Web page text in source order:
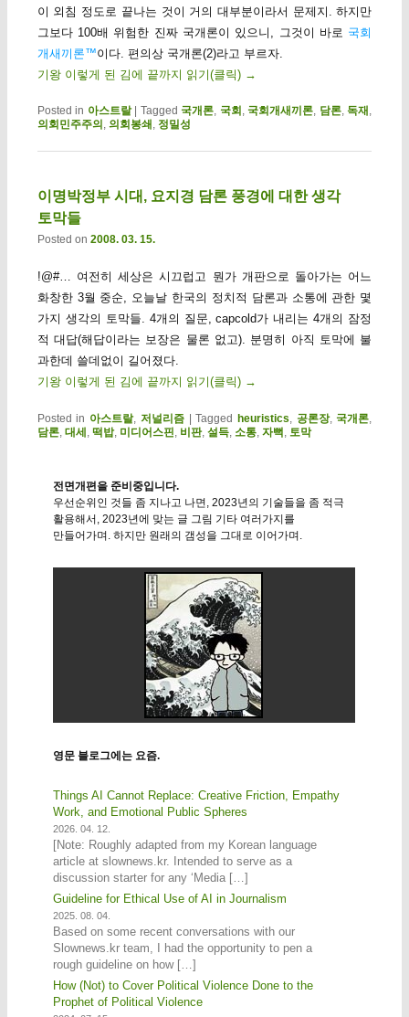
이 외침 정도로 끝나는 것이 거의 대부분이라서 문제지. 하지만
그보다 100배 위험한 진짜 국개론이 있으니, 그것이 바로 국회
개새끼론™이다. 편의상 국개론(2)라고 부르자.
기왕 이렇게 된 김에 끝까지 읽기(클릭) →
Posted in 아스트랄 Tagged 국개론, 국회 ,국회개새끼론, 담론,독재 ,
의회민주주의 , 의회봉쇄 , 정밀성
이명박정부 시대, 요지경 담론 풍경에 대한 생각
토막들
Posted on 2008. 03. 15.
!@#… 여전히 세상은 시끄럽고 뭔가 개판으로 돌아가는 어느
화창한 3월 중순, 오늘날 한국의 정치적 담론과 소통에 관한 몇
가지 생각의 토막들. 4개의 질문, capcold가 내리는 4개의 잠정
적 대답(해답이라는 보장은 물론 없고). 분명히 아직 토막에 불
과한데 쓸데없이 길어졌다.
기왕 이렇게 된 김에 끝까지 읽기(클릭) →
Posted in 아스트랄, 저널리즘 |Tagged heuristics 공론장,국개론
담론, 대세 떡밥, 미디어스핀 비판, 설득, 소통, 자뻑 토막
전면개편을 준비중입니다.
우선순위인 것들 좀 지나고 나면, 2023년의 기술들을 좀 적극
활용해서, 2023년에 맞는 글 그림 기타 여러가지를
만들어가며. 하지만 원래의 갬성을 그대로 이어가며.
영문 블로그에는 요즘.
Things AI Cannot Replace: Creative Friction, Empathy
Work, and Emotional Public Spheres
2026. 04. 12.
[Note: Roughly adapted from my Korean language
article at slownews.kr. Intended to serve as a
discussion starter for any ‘Media […]
Guideline for Ethical Use of AI in Journalism
2025. 08. 04.
Based on some recent conversations with our
Slownews.kr team, I had the opportunity to pen a
rough guideline on how […]
How (Not) to Cover Political Violence Done to the
Prophet of Political Violence